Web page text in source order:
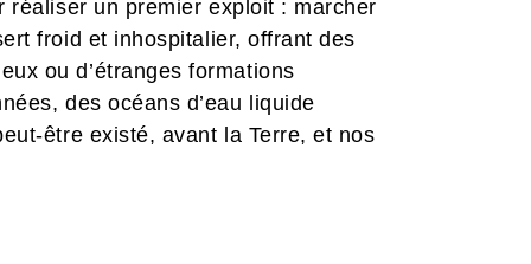
réaliser un premier exploit : marcher
froid et inhospitalier, offrant des
ou d’étranges formations
des océans d’eau liquide
être existé, avant la Terre, et nos
qui naissent dans le désert